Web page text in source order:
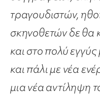
τραγουδιστών,
σκηνοθετών δε θα
και στο πολύ
και πάλι με νέα
μια νέα αντίληψη